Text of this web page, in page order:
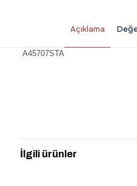
Açıklama
A45707STA
BAŞLIĞI” için
olun
İlgili ürünler